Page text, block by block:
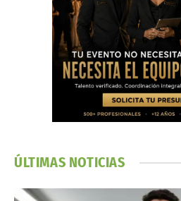
ÚLTIMAS NOTICIAS